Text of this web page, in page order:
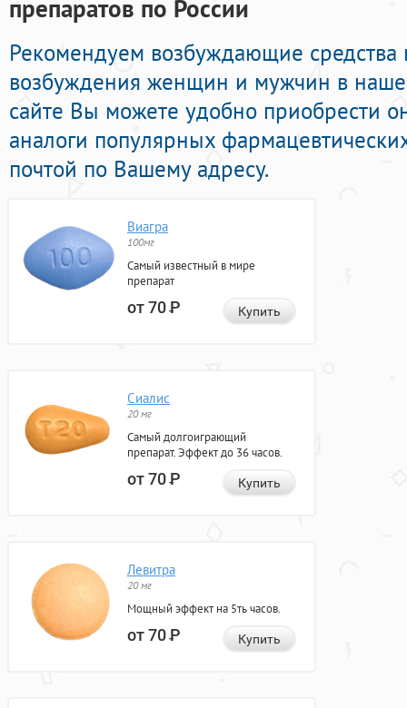
препаратов по России
Рекомендуем возбуждающие средства
возбуждения женщин и мужчин в
сайте Вы можете удобно приобрести
аналоги популярных
почтой по Вашему адресу.
Виагра
100мг
Самый известный в мире
препарат
от 70Р Купить
Сиалис
20 мг
Самый долгоиграющий
препарат. Эффект до 36 часов.
от 70Р Купить
Левитра
20 мг
Мощный эффект на 5ть часов.
от 70Р Купить